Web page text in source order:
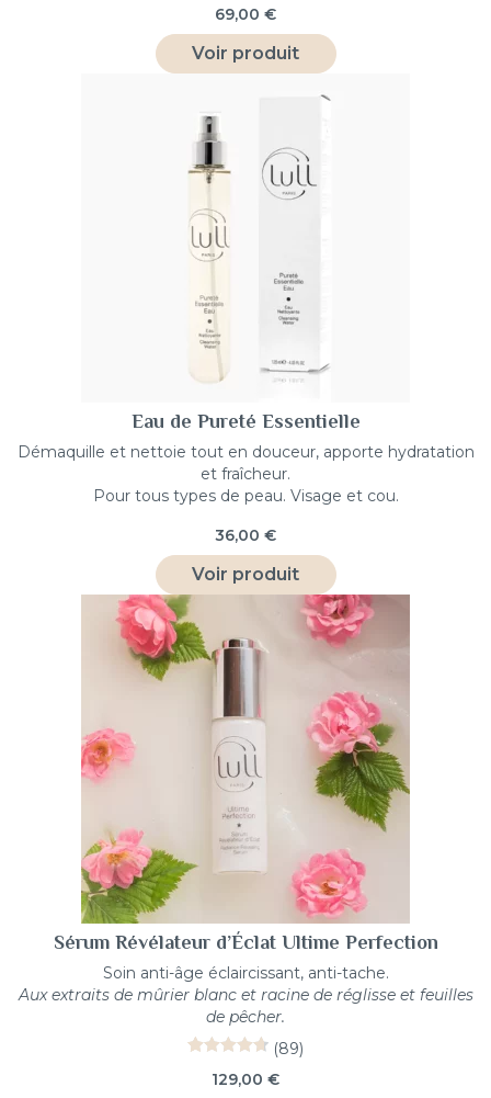
69,00 €
Voir produit
Eau de Pureté Essentielle
Démaquille et nettoie tout en douceur, apporte hydratation
et fraîcheur.
Pour tous types de peau. Visage et cou.
36,00 €
Voir produit
Sérum Révélateur d’Éclat Ultime Perfection
Soin anti-âge éclaircissant, anti-tache.
Aux extraits de mûrier blanc et racine de réglisse et feuilles
de pêcher.
sur 5
(89)
129,00 €